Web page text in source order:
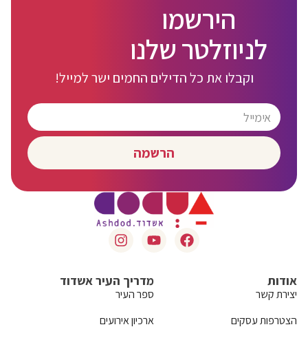
הירשמו
לניוזלטר שלנו
וקבלו את כל הדילים החמים ישר למייל!
הרשמה
אודות
יצירת קשר
הצטרפות עסקים
מדריך העיר אשדוד
ספר העיר
ארכיון אירועים